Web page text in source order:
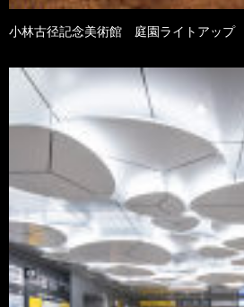
小林古径記念美術館 庭園ライトアップ